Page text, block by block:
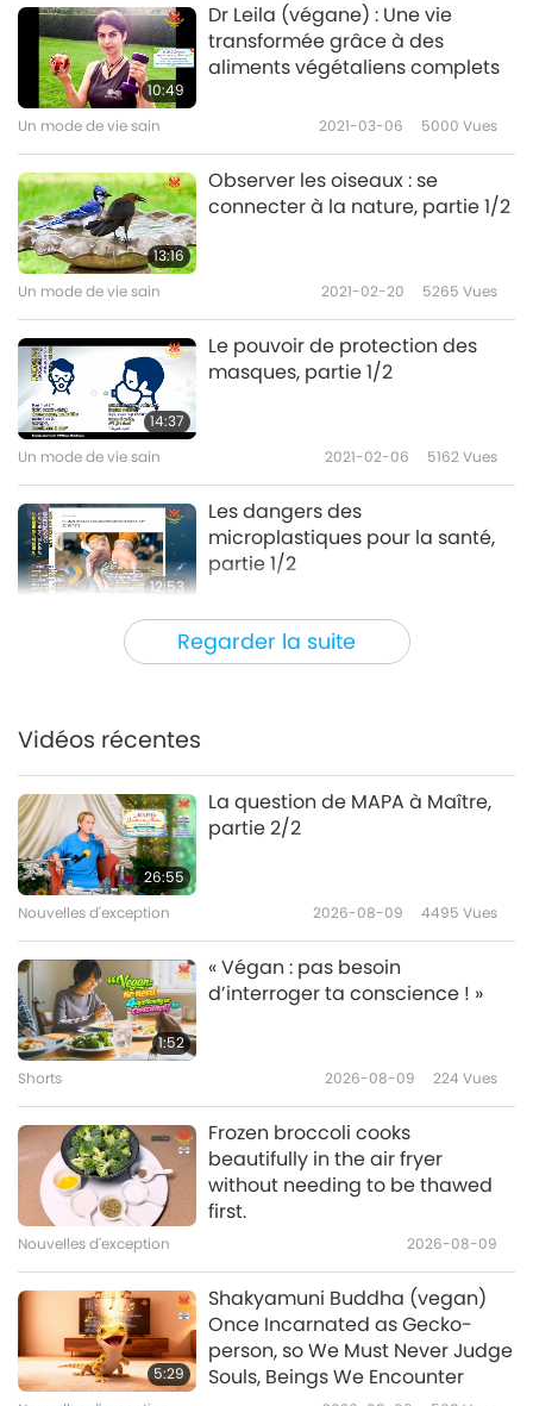
Regarder la suite
10:49
Dr Leila (végane) : Une vie
transformée grâce à des
aliments végétaliens complets
Un mode de vie sain 2021-03-06 5000 Vues
13:16
Observer les oiseaux : se
connecter à la nature, partie 1/2
Un mode de vie sain 2021-02-20 5265 Vues
14:37
Le pouvoir de protection des
masques, partie 1/2
Un mode de vie sain 2021-02-06 5162Vues
12:53
Les dangers des
microplastiques pour la santé,
partie 1/2
Un mode de vie sain 2021-01-16
13:19
12:09
Le Cordyceps militaris végan –
Mental-Corps-Chi – Les
13:10
Protéger les vulnérables
pendant la pandémie de
COVID-19, partie 1/2
Vues
Vitalité totale et lumière : Lesa
Carlson (végane) nous parle du
mode de vie végan crudivore,
Vidéos récentes
26:55
La question de MAPA à Maître,
partie 2/2
Nouvelles d'exception 2026-08-09 4495 Vues
1:52
« Végan : pas besoin
d’interroger ta conscience ! »
Shorts 2026-08-09 224 Vues
Frozen broccoli cooks
beautifully in the air fryer
without needing to be thawed
first.
Nouvelles d'exception 2026-08-09
5:29
Shakyamuni Buddha (vegan)
Once Incarnated as Gecko-
person, so We Must Never Judge
Souls, Beings We Encounter